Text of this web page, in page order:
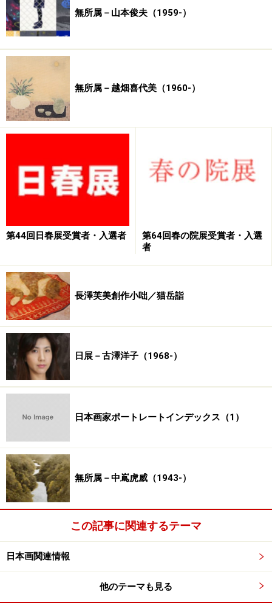
無所属－山本俊夫（1959-）
無所属－越畑喜代美（1960-）
第44回日春展受賞者・入選者
第64回春の院展受賞者・入選
者
長澤芙美創作小咄／猫岳詣
日展－古澤洋子（1968-）
日本画家ポートレートインデックス（1）
無所属－中嶌虎威（1943-）
この記事に関連するテーマ
日本画関連情報
他のテーマも見る